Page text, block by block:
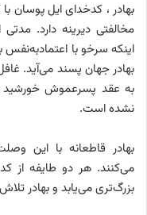
بهادر ، کدخدای ایل پوسان
مخالفتی دیرینه دارد.
اینکه سرخو با
بهادر جهان پسند می‌آید.
به عقد پسرعموش خورشید
نشده است.
بهادر قاطعانه با این
می‌کنند. هر دو طایفه از
بزرگ‌تری می‌یابد و بهادر